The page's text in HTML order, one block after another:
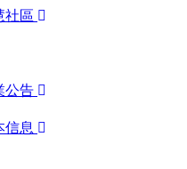
社區
公告
信息